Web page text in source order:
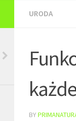
URODA
BY